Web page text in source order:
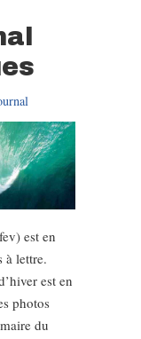
est en
à lettre.
est en
photos
du